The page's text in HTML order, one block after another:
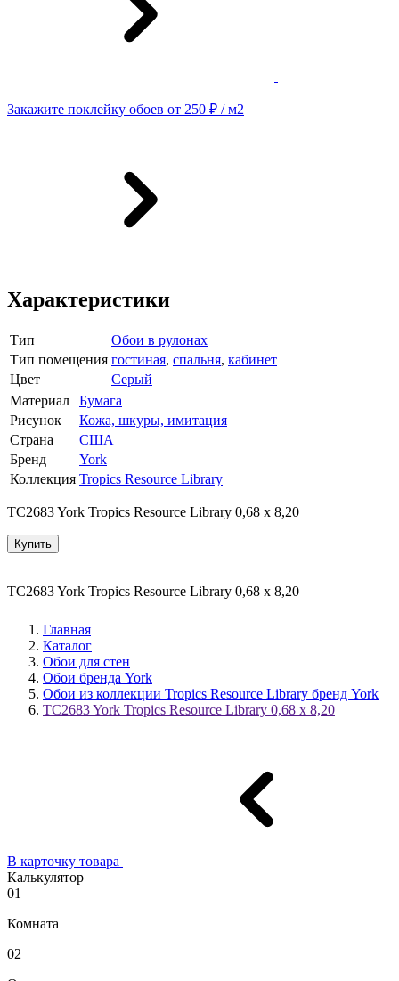
Закажите поклейку обоев от 250 ₽ / м2
Характеристики
Тип
Обои в рулонах
Тип помещения гостиная, спальня, кабинет
Цвет
Серый
Материал
Бумага
Рисунок
Кожа, шкуры, имитация
Страна
США
Бренд
York
Коллекция Tropics Resource Library
TC2683 York Tropics Resource Library 0,68 x 8,20
Купить
TC2683 York Tropics Resource Library 0,68 x 8,20
Главная
Каталог
Обои для стен
Обои бренда York
Обои из коллекции Tropics Resource Library бренд York
TC2683 York Tropics Resource Library 0,68 x 8,20
В карточку товара
Калькулятор
01
Комната
02